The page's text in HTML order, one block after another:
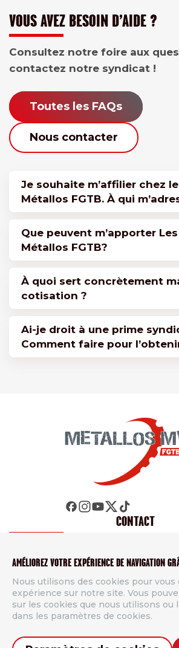
VOUS AVEZ BESOIN D’AIDE ?
Consultez notre foire aux
contactez notre syndicat !
Toutes les FAQs
Nous contacter
Je souhaite m’affilier chez
Métallos FGTB. À qui
Que peuvent m’apporter Les
Métallos FGTB?
À quoi sert concrètement
cotisation ?
Ai-je droit à une prime
Comment faire pour
CONTACT
Rue de Namur 49,
Tél.+32 81 26 51
Contact
AMÉLIOREZ VOTRE EXPÉRIENCE DE NAVIGATION
Nous utilisons des cookies pour
expérience sur notre site. Vous
sur les cookies que nous utilisons ou
dans les paramètres de cookies.